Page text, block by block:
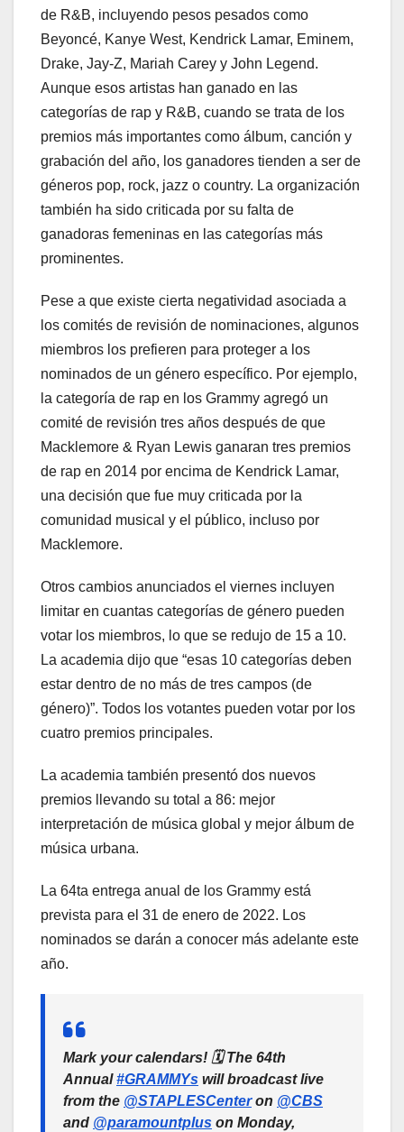
de R&B, incluyendo pesos pesados como
Beyoncé, Kanye West, Kendrick Lamar, Eminem,
Drake, Jay-Z, Mariah Carey y John Legend.
Aunque esos artistas han ganado en las
categorías de rap y R&B, cuando se trata de los
premios más importantes como álbum, canción y
grabación del año, los ganadores tienden a ser de
géneros pop, rock, jazz o country. La organización
también ha sido criticada por su falta de
ganadoras femeninas en las categorías más
prominentes.
Pese a que existe cierta negatividad asociada a
los comités de revisión de nominaciones, algunos
miembros los prefieren para proteger a los
nominados de un género específico. Por ejemplo,
la categoría de rap en los Grammy agregó un
comité de revisión tres años después de que
Macklemore & Ryan Lewis ganaran tres premios
de rap en 2014 por encima de Kendrick Lamar,
una decisión que fue muy criticada por la
comunidad musical y el público, incluso por
Macklemore.
Otros cambios anunciados el viernes incluyen
limitar en cuantas categorías de género pueden
votar los miembros, lo que se redujo de 15 a 10.
La academia dijo que “esas 10 categorías deben
estar dentro de no más de tres campos (de
género)”. Todos los votantes pueden votar por los
cuatro premios principales.
La academia también presentó dos nuevos
premios llevando su total a 86: mejor
interpretación de música global y mejor álbum de
música urbana.
La 64ta entrega anual de los Grammy está
prevista para el 31 de enero de 2022. Los
nominados se darán a conocer más adelante este
año.
Mark your calendars! 🗓 The 64th
Annual#GRAMMYs will broadcast live
from the @STAPLESCenteron @CBS
and @paramountplus on Monday,